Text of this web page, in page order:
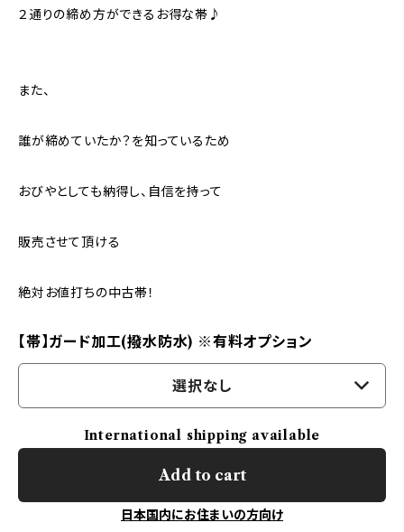
２通りの締め方ができるお得な帯♪
また、
誰が締めていたか？を知っているため
おびやとしても納得し、自信を持って
販売させて頂ける
絶対お値打ちの中古帯！
【帯】ガード加工(撥水防水) ※有料オプション
選択なし
International shipping available
Add to cart
日本国内にお住まいの方向け